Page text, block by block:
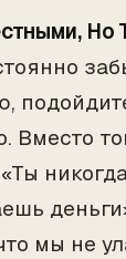
Но
Вместо
мы не